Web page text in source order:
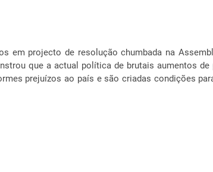
em projecto de resolução chumbada na
que a actual política de brutais aumentos
prejuízos ao país e são criadas condições